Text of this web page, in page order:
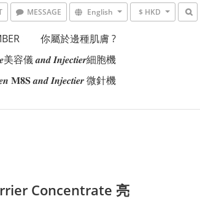
MESSAGE English $ HKD
你屬於邊種肌膚 ?
美容儀 𝒂𝒏𝒅 𝑰𝒏𝒋𝒆𝒄𝒕𝒊𝒆𝒓細胞機
𝐌𝟖𝐒 𝒂𝒏𝒅 𝑰𝒏𝒋𝒆𝒄𝒕𝒊𝒆𝒓 微針機
Concentrate 亮